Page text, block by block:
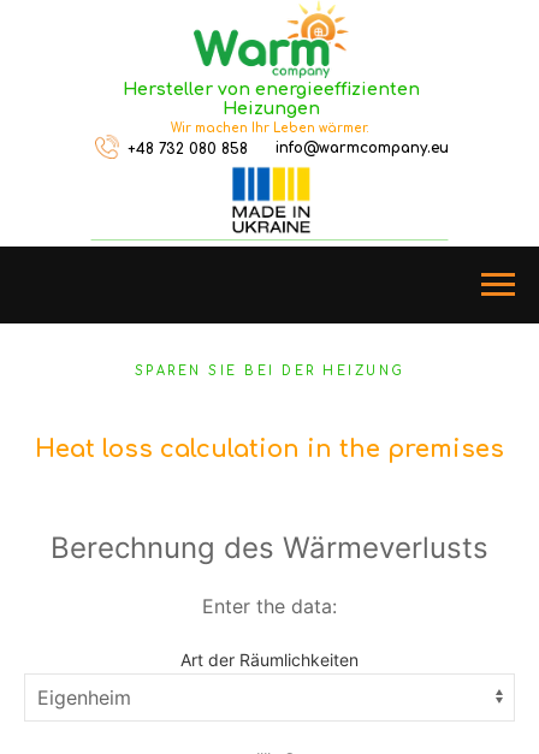
Hersteller von energieeffizienten
Heizungen
Wir machen Ihr Leben wärmer.
+48 732 080 858 info@warmcompany.eu
SPAREN SIE BEI DER HEIZUNG
Heat loss calculation in the premises
Berechnung des Wärmeverlusts
Enter the data:
Art der Räumlichkeiten